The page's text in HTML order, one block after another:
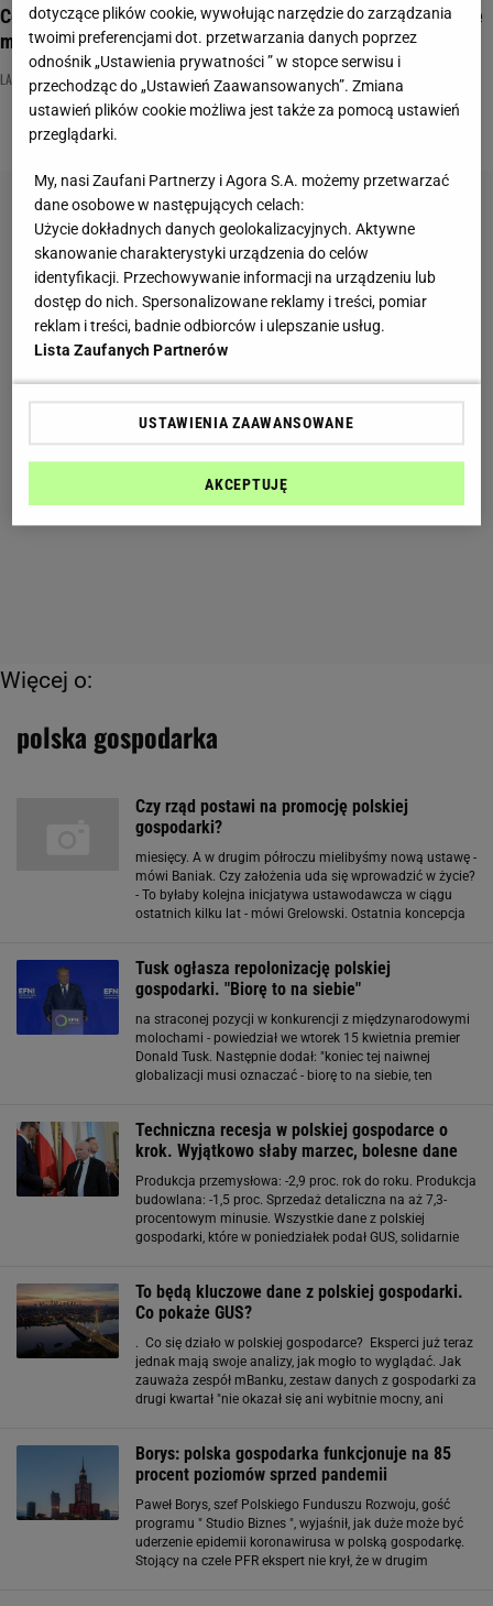
Co wiesz o gospodarce w latach 90-tych? Na 12/12 raczej nie
ma szans!
LATA 90 POLSKA GOSPODARKA QUIZ WIEDZY
Więcej o:
polska gospodarka
Czy rząd postawi na promocję polskiej
gospodarki?
miesięcy. A w drugim półroczu mielibyśmy nową ustawę -
mówi Baniak. Czy założenia uda się wprowadzić w życie?
- To byłaby kolejna inicjatywa ustawodawcza w ciągu
ostatnich kilku lat - mówi Grelowski. Ostatnia koncepcja
Tusk ogłasza repolonizację polskiej
gospodarki. "Biorę to na siebie"
na straconej pozycji w konkurencji z międzynarodowymi
molochami - powiedział we wtorek 15 kwietnia premier
Donald Tusk. Następnie dodał: "koniec tej naiwnej
globalizacji musi oznaczać - biorę to na siebie, ten
Techniczna recesja w polskiej gospodarce o
krok. Wyjątkowo słaby marzec, bolesne dane
Produkcja przemysłowa: -2,9 proc. rok do roku. Produkcja
budowlana: -1,5 proc. Sprzedaż detaliczna na aż 7,3-
procentowym minusie. Wszystkie dane z polskiej
gospodarki, które w poniedziałek podał GUS, solidarnie
To będą kluczowe dane z polskiej gospodarki.
Co pokaże GUS?
. Co się działo w polskiej gospodarce? Eksperci już teraz
jednak mają swoje analizy, jak mogło to wyglądać. Jak
zauważa zespół mBanku, zestaw danych z gospodarki za
drugi kwartał "nie okazał się ani wybitnie mocny, ani
Borys: polska gospodarka funkcjonuje na 85
procent poziomów sprzed pandemii
Paweł Borys, szef Polskiego Funduszu Rozwoju, gość
programu " Studio Biznes ", wyjaśnił, jak duże może być
uderzenie epidemii koronawirusa w polską gospodarkę.
Stojący na czele PFR ekspert nie krył, że w drugim
dotyczące plików cookie, wywołując narzędzie do zarządzania
twoimi preferencjami dot. przetwarzania danych poprzez
odnośnik „Ustawienia prywatności ” w stopce serwisu i
przechodząc do „Ustawień Zaawansowanych”. Zmiana
ustawień plików cookie możliwa jest także za pomocą ustawień
przeglądarki.
My, nasi Zaufani Partnerzy i Agora S.A. możemy przetwarzać
dane osobowe w następujących celach:
Użycie dokładnych danych geolokalizacyjnych. Aktywne
skanowanie charakterystyki urządzenia do celów
identyfikacji. Przechowywanie informacji na urządzeniu lub
dostęp do nich. Spersonalizowane reklamy i treści, pomiar
reklam i treści, badnie odbiorców i ulepszanie usług.
Lista Zaufanych Partnerów
USTAWIENIA ZAAWANSOWANE
AKCEPTUJĘ